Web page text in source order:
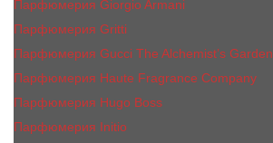
Парфюмерия Giorgio Armani
Парфюмерия Gritti
Парфюмерия Gucci The Alchemist’s Garden.
Парфюмерия Haute Fragrance Company
Парфюмерия Hugo Boss
Парфюмерия Initio